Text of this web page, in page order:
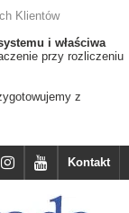
Klientów
i właściwa
przy rozliczeniu
z
Kontakt